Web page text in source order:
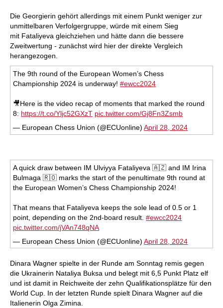
Die Georgierin gehört allerdings mit einem Punkt weniger zur
unmittelbaren Verfolgergruppe, würde mit einem Sieg
mit Fataliyeva gleichziehen und hätte dann die bessere
Zweitwertung - zunächst wird hier der direkte Vergleich
herangezogen.
The 9th round of the European Women’s Chess
Championship 2024 is underway!#ewcc2024
🎥Here is the video recap of moments that marked the round
8: https://t.co/Yljc52GXzT pic.twitter.com/Gj8Fn3Zsmb
— European Chess Union (@ECUonline)April 28, 2024
A quick draw between IM Ulviyya Fataliyeva 🇦🇿 and IM Irina
Bulmaga 🇷🇴 marks the start of the penultimate 9th round at
the European Women’s Chess Championship 2024!
That means that Fataliyeva keeps the sole lead of 0.5 or 1
point, depending on the 2nd-board result.#ewcc2024
pic.twitter.com/jVAn748qNA
— European Chess Union (@ECUonline)April 28, 2024
Dinara Wagner spielte in der Runde am Sonntag remis gegen
die Ukrainerin Nataliya Buksa und belegt mit 6,5 Punkt Platz elf
und ist damit in Reichweite der zehn Qualifikationsplätze für den
World Cup. In der letzten Runde spielt Dinara Wagner auf die
Italienerin Olga Zimina.